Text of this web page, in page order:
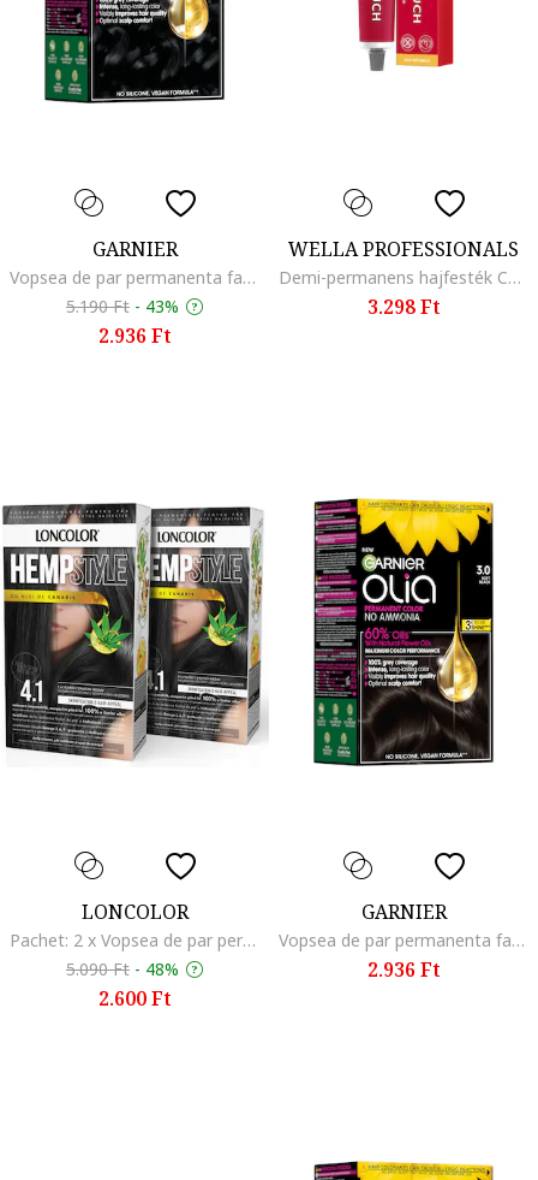
GARNIER
Vopsea de par permanenta fara amoniac Olia 1.0 Night Black, 174 ml, Night Black
5.190 Ft - 43%
2.936 Ft
WELLA PROFESSIONALS
Demi-permanens hajfesték Color Touch, 60 ml, 9/16
3.298 Ft
LONCOLOR
Pachet: 2 x Vopsea de par permanenta HempStyle 4.22 Violet Intens, 100 ml, Kozepes hamvas barna
5.090 Ft - 48%
2.600 Ft
GARNIER
Vopsea de par permanenta fara amoniac Olia 1.0 Night Black, 174 ml, Soft Black
2.936 Ft